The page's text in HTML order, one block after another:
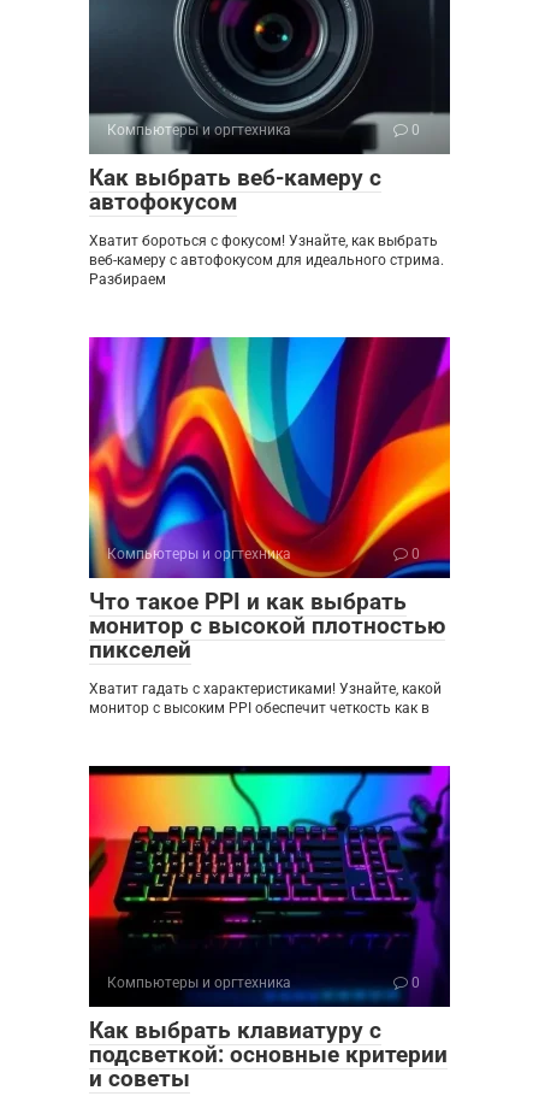
Компьютеры и оргтехника 0
Как выбрать веб-камеру с
автофокусом
Хватит бороться с фокусом! Узнайте, как выбрать
веб-камеру с автофокусом для идеального стрима.
Разбираем
Компьютеры и оргтехника 0
Что такое PPI и как выбрать
монитор с высокой плотностью
пикселей
Хватит гадать с характеристиками! Узнайте, какой
монитор с высоким PPI обеспечит четкость как в
Компьютеры и оргтехника 0
Как выбрать клавиатуру с
подсветкой: основные критерии
и советы